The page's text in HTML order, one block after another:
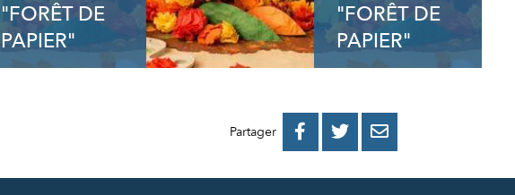
"FORÊT DE
PAPIER"
"FORÊT DE
PAPIER"
Partager 
PARTAGER
PARTAGER
PARTAGER